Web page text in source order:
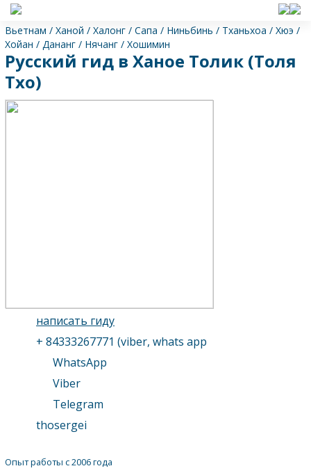
Вьетнам / Ханой / Халонг / Сапа / Ниньбинь / Тханьхоа / Хюэ /
Хойан / Дананг / Нячанг / Хошимин
Русский гид в Ханое Толик (Толя
Тхо)
написать гиду
+ 84333267771 (viber, whats app
WhatsApp
Viber
Telegram
thosergei
Опыт работы с 2006 года